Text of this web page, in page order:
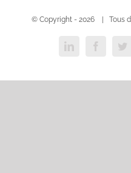
© Copyright - 2026 | Tous
LinkedInFacebook